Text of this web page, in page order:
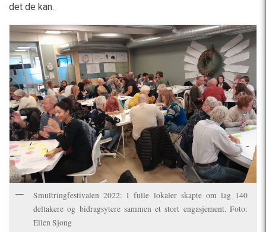
det de kan.
Smultringfestivalen 2022: I fulle lokaler skapte om lag 140
deltakere og bidragsytere sammen et stort engasjement. Foto:
Ellen Sjong